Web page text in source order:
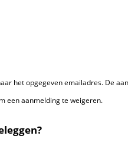
het opgegeven emailadres. De
een aanmelding te weigeren.